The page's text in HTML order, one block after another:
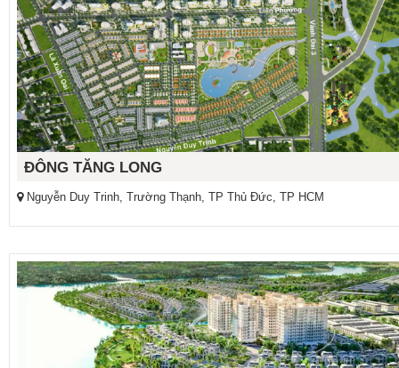
ĐÔNG TĂNG LONG
Nguyễn Duy Trinh, Trường Thạnh, TP Thủ Đức, TP HCM